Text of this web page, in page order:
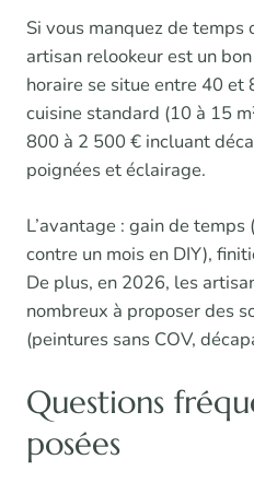
Si vous manquez de temps
artisan relookeur est un
horaire se situe entre 40 et
cuisine standard (10 à 15
800 à 2 500 € incluant
poignées et éclairage.
L’avantage : gain de
contre un mois en DIY),
De plus, en 2026, les
nombreux à proposer des
(peintures sans COV,
Questions
posées